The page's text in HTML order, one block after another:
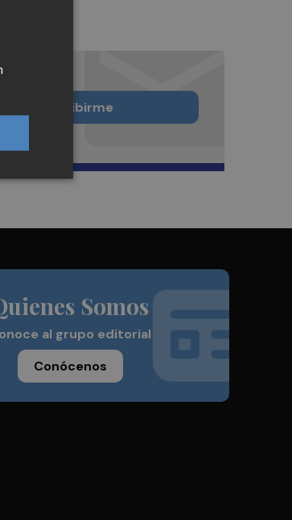
suscribirme
Somos
al grupo editorial
Conócenos